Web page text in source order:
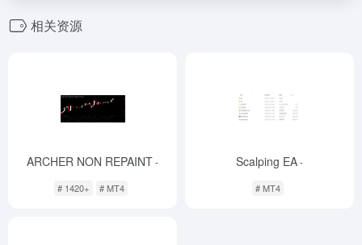
相关资源
ARCHER NON REPAINT-
# 1420+ # MT4
Scalping EA-
# MT4